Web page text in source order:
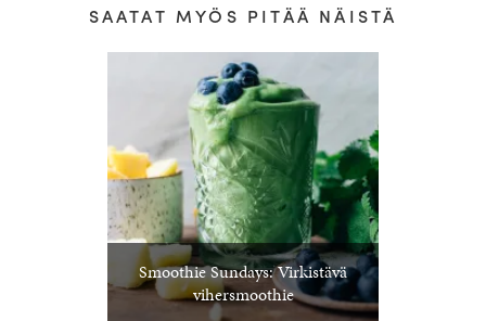
SAATAT MYÖS PITÄÄ NÄISTÄ
Smoothie Sundays: Virkistävä
vihersmoothie